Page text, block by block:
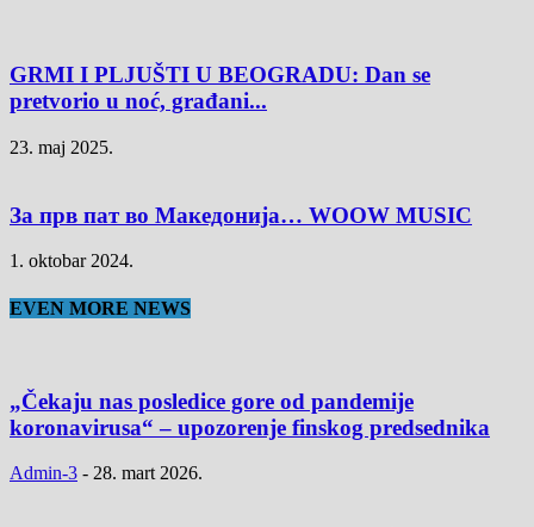
GRMI I PLJUŠTI U BEOGRADU: Dan se
pretvorio u noć, građani...
23. maj 2025.
За прв пат во Македонија… WOOW MUSIC
1. oktobar 2024.
EVEN MORE NEWS
„Čekaju nas posledice gore od pandemije
koronavirusa“ – upozorenje finskog predsednika
Admin-3 - 28. mart 2026.